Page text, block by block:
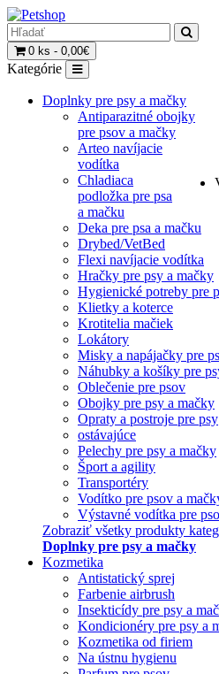
0 ks - 0,00€
Kategórie
Doplnky pre psy a mačky
Antiparazitné obojky
pre psov a mačky
Arteo navíjacie
vodítka
Chladiaca
podložka pre psa
a mačku
Deka pre psa a mačku
Drybed/VetBed
Flexi navíjacie vodítka
Hračky pre psy a mačky
Hygienické potreby pre
Klietky a koterce
Krotitelia mačiek
Lokátory
Misky a napájačky pre
Náhubky a košíky pre
Oblečenie pre psov
Obojky pre psy a mačky
Opraty a postroje pre psy
ostávajúce
Pelechy pre psy a mačky
Šport a agility
Transportéry
Vodítko pre psov a
Výstavné vodítka pre
Zobraziť všetky produkty
Doplnky pre psy a mačky
Kozmetika
Antistatický sprej
Farbenie airbrush
Insekticídy pre psy a
Kondicionéry pre psy a
Kozmetika od firiem
Na ústnu hygienu